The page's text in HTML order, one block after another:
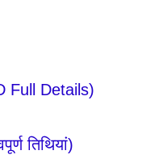
Full Details)
तिथियां)